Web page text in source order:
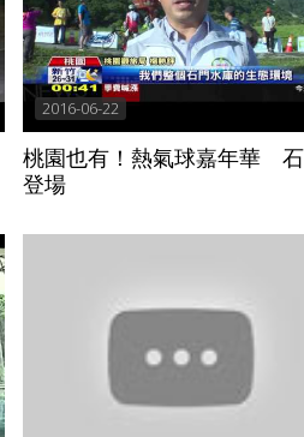
2016-06-22
桃園也有！熱氣球嘉年華
登場